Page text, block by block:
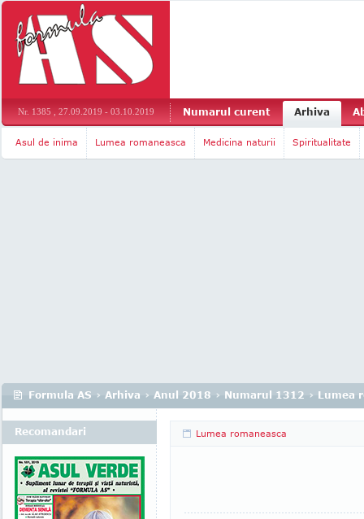
Nr. 1385 , 27.09.2019 - 03.10.2019 Numarul curent Arhiva
Asul de inima Lumea romaneasca Medicina naturii Spiritualitate
Formula AS › Arhiva › Anul 2018 › Numarul 1312 › Lumea
Lumea romaneasca
Recomandari